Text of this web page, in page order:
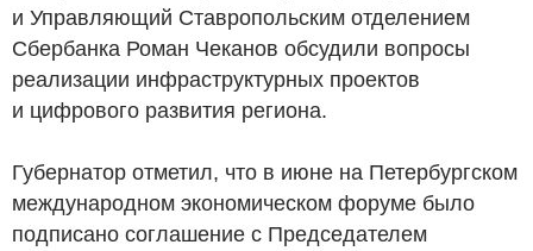
и Управляющий Ставропольским отделением
Сбербанка Роман Чеканов обсудили вопросы
реализации инфраструктурных проектов
и цифрового развития региона.
Губернатор отметил, что в июне на Петербургском
международном экономическом форуме было
подписано соглашение с Председателем